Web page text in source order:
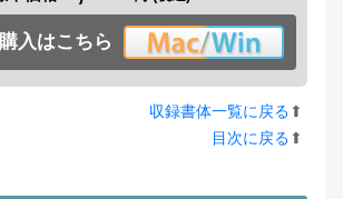
入はこちら
収録書体一覧に戻る⬆︎
目次に戻る⬆︎